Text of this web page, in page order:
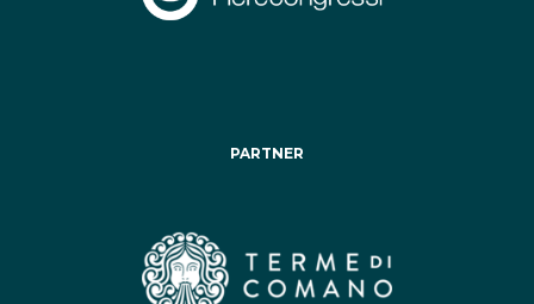
PARTNER